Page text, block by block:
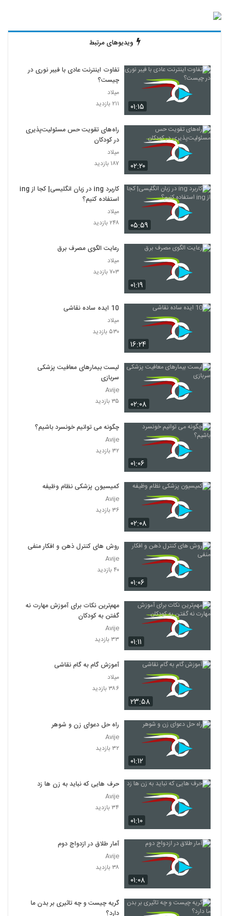
ویدیوهای مرتبط
۰۱:۱۵
تفاوت اینترنت عادی با فیبر نوری در
چیست؟
میلاد
۲۱۱ بازدید
۰۲:۲۰
راه‌های تقویت حس مسئولیت‌پذیری
در کودکان
میلاد
۱۸۷ بازدید
۰۵:۵۹
کاربرد ing در زبان انگلیسی| کجا از ing
استفاده کنیم؟
میلاد
۲۴۸ بازدید
۰۱:۱۹
رعایت الگوی مصرف برق
میلاد
۷۰۳ بازدید
۱۶:۲۴
10 ایده ساده نقاشی
میلاد
۵۳۰ بازدید
۰۲:۰۸
لیست بیمارهای معافیت پزشکی
سربازی
Avije
۳۵ بازدید
۰۱:۰۶
چگونه می توانیم خونسرد باشیم؟
Avije
۳۲ بازدید
۰۲:۰۸
کمیسیون پزشکی نظام وظیفه
Avije
۳۶ بازدید
۰۱:۰۶
روش های کنترل ذهن و افکار منفی
Avije
۴۰ بازدید
۰۱:۱۱
مهم‌ترین نکات برای آموزش مهارت نه
گفتن به کودکان
Avije
۳۳ بازدید
۲۳:۵۸
آموزش گام به گام نقاشی
میلاد
۳۸۶ بازدید
۰۱:۱۲
راه حل دعوای زن و شوهر
Avije
۳۲ بازدید
۰۱:۱۰
حرف هایی که نباید به زن ها زد
Avije
۳۴ بازدید
۰۱:۰۸
آمار طلاق در ازدواج دوم
Avije
۳۸ بازدید
گریه چیست و چه تاثیری بر بدن ما
دارد؟